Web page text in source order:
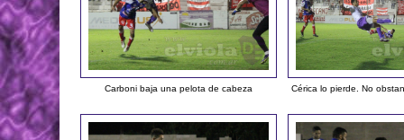
Carboni baja una pelota de cabeza Cérica lo pierde. No